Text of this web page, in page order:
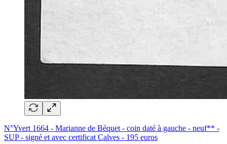
N°Yvert 1664 - Marianne de Béquet - coin daté à gauche - neuf** -
SUP - signé et avec certificat Calves - 195 euros